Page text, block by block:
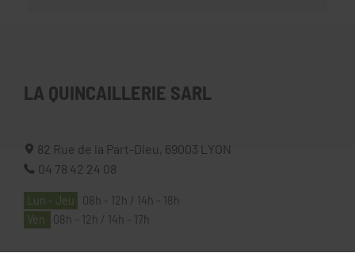
LA QUINCAILLERIE SARL
82 Rue de la Part-Dieu, 69003
LYON
04 78 42 24 08
Lun - Jeu
08h - 12h / 14h - 18h
Ven
08h - 12h / 14h - 17h